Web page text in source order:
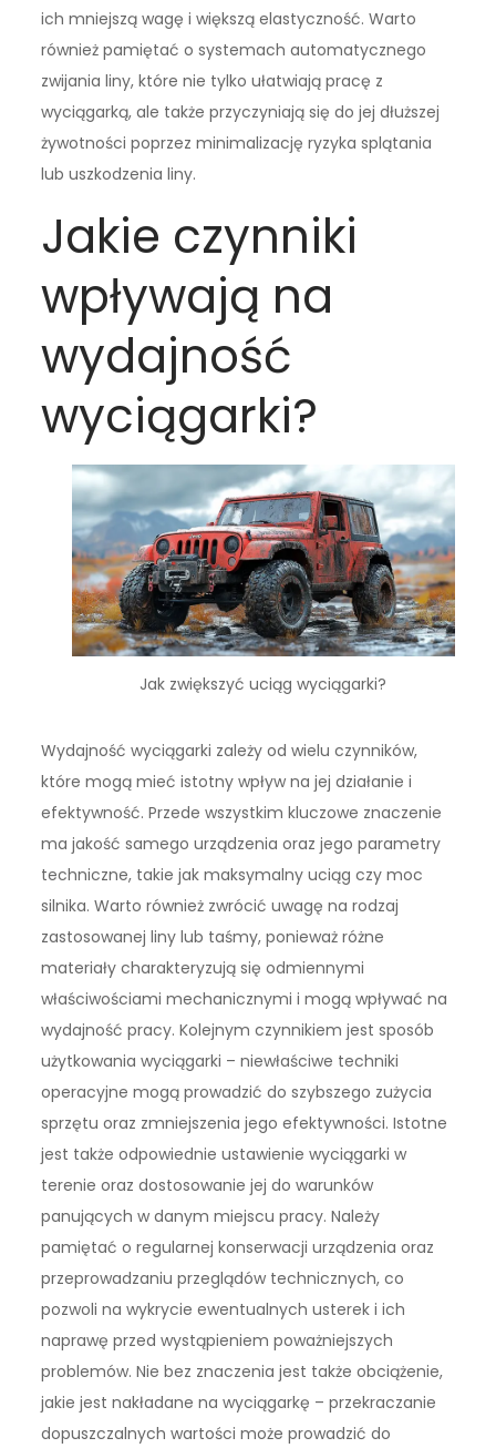
ich mniejszą wagę i większą elastyczność. Warto
również pamiętać o systemach automatycznego
zwijania liny, które nie tylko ułatwiają pracę z
wyciągarką, ale także przyczyniają się do jej dłuższej
żywotności poprzez minimalizację ryzyka splątania
lub uszkodzenia liny.
Jakie czynniki
wpływają na
wydajność
wyciągarki?
Jak zwiększyć uciąg wyciągarki?
Wydajność wyciągarki zależy od wielu czynników,
które mogą mieć istotny wpływ na jej działanie i
efektywność. Przede wszystkim kluczowe znaczenie
ma jakość samego urządzenia oraz jego parametry
techniczne, takie jak maksymalny uciąg czy moc
silnika. Warto również zwrócić uwagę na rodzaj
zastosowanej liny lub taśmy, ponieważ różne
materiały charakteryzują się odmiennymi
właściwościami mechanicznymi i mogą wpływać na
wydajność pracy. Kolejnym czynnikiem jest sposób
użytkowania wyciągarki – niewłaściwe techniki
operacyjne mogą prowadzić do szybszego zużycia
sprzętu oraz zmniejszenia jego efektywności. Istotne
jest także odpowiednie ustawienie wyciągarki w
terenie oraz dostosowanie jej do warunków
panujących w danym miejscu pracy. Należy
pamiętać o regularnej konserwacji urządzenia oraz
przeprowadzaniu przeglądów technicznych, co
pozwoli na wykrycie ewentualnych usterek i ich
naprawę przed wystąpieniem poważniejszych
problemów. Nie bez znaczenia jest także obciążenie,
jakie jest nakładane na wyciągarkę – przekraczanie
dopuszczalnych wartości może prowadzić do